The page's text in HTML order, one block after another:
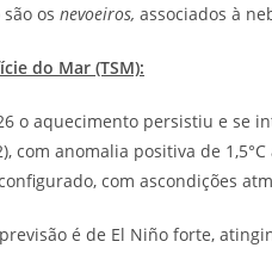
os nevoeiros, associados à
do Mar (TSM):
o aquecimento persistiu e se
com anomalia positiva de
com ascondições
é de El Niño forte,